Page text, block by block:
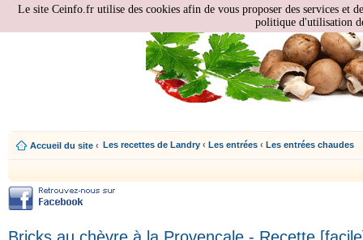
Accueil du site ‹ Les recettes de Landry ‹ Les entrées ‹ Les entrées chaudes
Le site Ceinfo.fr utilise des cookies afin de vous proposer des services et
politique d'utilisation